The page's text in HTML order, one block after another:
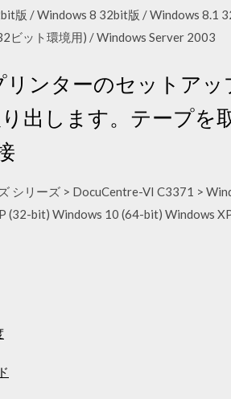
版 / Windows 8 32bit版 / Windows 8.1
ビット環境用) / Windows Server 2003
ンターのセットア
出します。テープを
シリーズ > DocuCentre-VI C3371 >
(32-bit) Windows 10 (64-bit) Windows